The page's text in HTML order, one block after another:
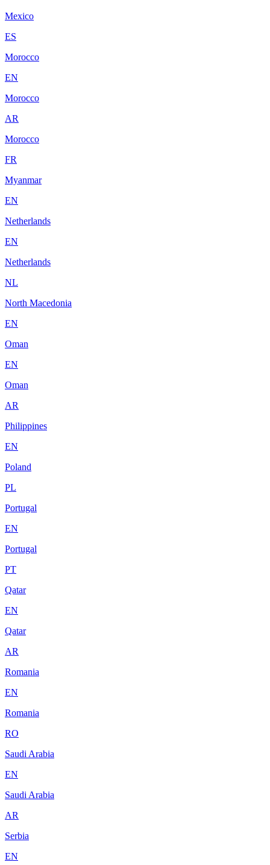
Mexico
ES
Morocco
EN
Morocco
AR
Morocco
FR
Myanmar
EN
Netherlands
EN
Netherlands
NL
North Macedonia
EN
Oman
EN
Oman
AR
Philippines
EN
Poland
PL
Portugal
EN
Portugal
PT
Qatar
EN
Qatar
AR
Romania
EN
Romania
RO
Saudi Arabia
EN
Saudi Arabia
AR
Serbia
EN